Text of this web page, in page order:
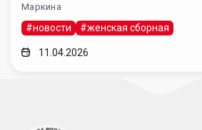
Маркина
#новости #женская сборная
11.04.2026